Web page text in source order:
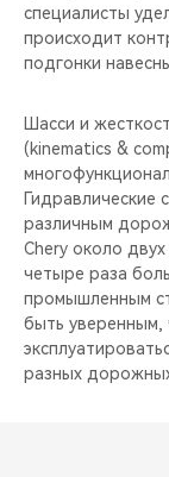
специалисты
происходит
подгонки
Шасси и
(kinematics &
Гидравлические
различным
Chery около
четыре раза
промышленным
быть уверенным,
разных дорожных